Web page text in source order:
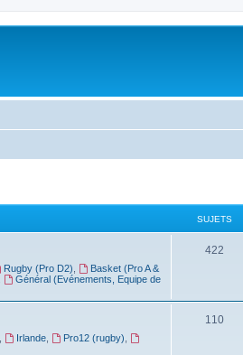
SUJETS
Rugby (Pro D2)
Basket (Pro A &
Général (Evénements, Equipe de
422
Irlande Pro12 (rugby)
110